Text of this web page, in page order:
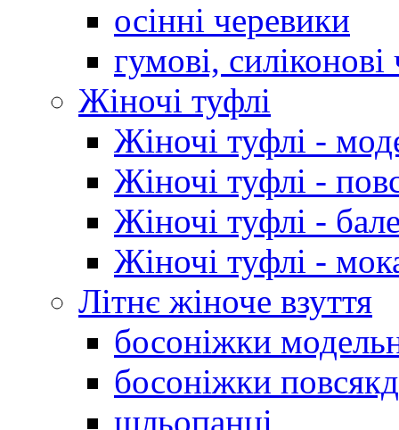
осінні черевики
гумові,
Жіночі туфлі
Жіночі туфлі -
Жіночі туфлі -
Жіночі туфлі -
Жіночі туфлі -
Літнє жіноче взуття
босоніжки
босоніжки
шльопанці